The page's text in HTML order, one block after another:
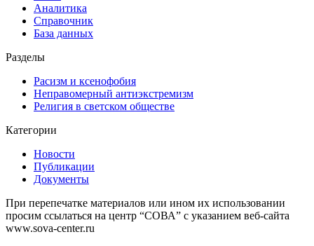
Аналитика
Справочник
База данных
Разделы
Расизм и ксенофобия
Неправомерный антиэкстремизм
Религия в светском обществе
Категории
Новости
Публикации
Документы
При перепечатке материалов или ином их использовании
просим ссылаться на центр “СОВА” с указанием веб-сайта
www.sova-center.ru